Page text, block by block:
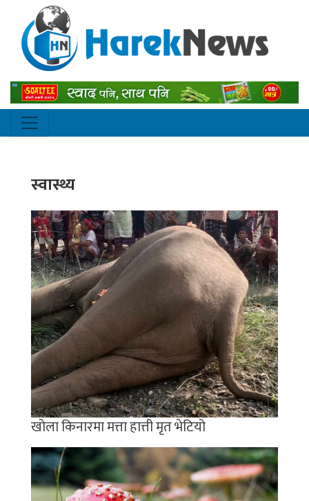
स्वास्थ्य
खोला किनारमा मत्ता हात्ती मृत भेटियो